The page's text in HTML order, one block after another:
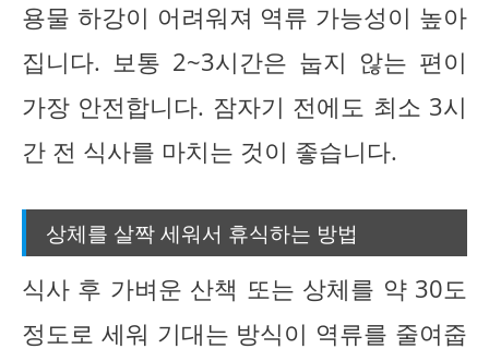
용물 하강이 어려워져 역류 가능성이 높아
집니다. 보통 2~3시간은 눕지 않는 편이
가장 안전합니다. 잠자기 전에도 최소 3시
간 전 식사를 마치는 것이 좋습니다.
상체를 살짝 세워서 휴식하는 방법
식사 후 가벼운 산책 또는 상체를 약 30도
정도로 세워 기대는 방식이 역류를 줄여줍